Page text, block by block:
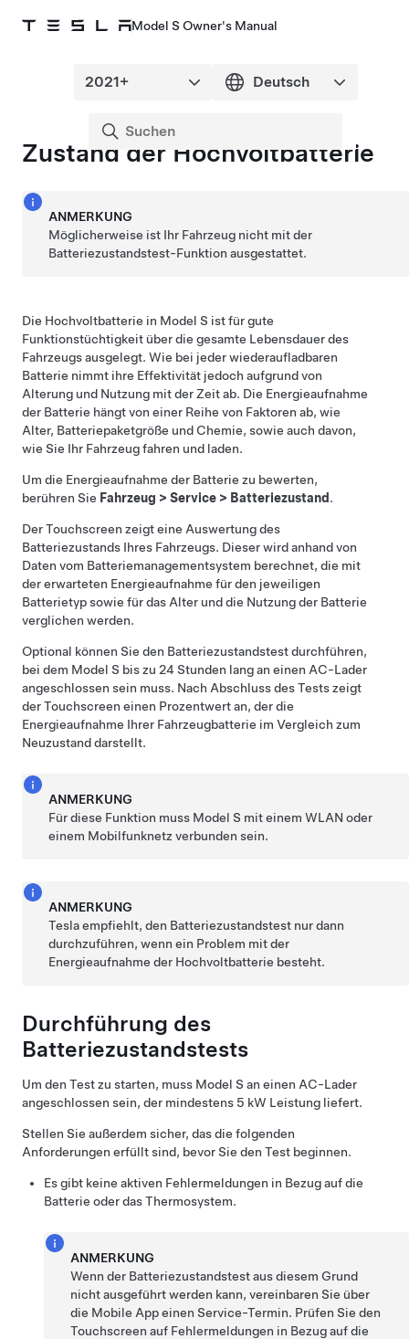
Model S Owner's Manual
Zustand der Hochvoltbatterie
ANMERKUNG
Möglicherweise ist Ihr Fahrzeug nicht mit der
Batteriezustandstest-Funktion ausgestattet.
Die Hochvoltbatterie in Model S ist für gute
Funktionstüchtigkeit über die gesamte Lebensdauer des
Fahrzeugs ausgelegt. Wie bei jeder wiederaufladbaren
Batterie nimmt ihre Effektivität jedoch aufgrund von
Alterung und Nutzung mit der Zeit ab. Die Energieaufnahme
der Batterie hängt von einer Reihe von Faktoren ab, wie
Alter, Batteriepaketgröße und Chemie, sowie auch davon,
wie Sie Ihr Fahrzeug fahren und laden.
Um die Energieaufnahme der Batterie zu bewerten,
berühren Sie Fahrzeug > Service > Batteriezustand .
Der Touchscreen zeigt eine Auswertung des
Batteriezustands Ihres Fahrzeugs. Dieser wird anhand von
Daten vom Batteriemanagementsystem berechnet, die mit
der erwarteten Energieaufnahme für den jeweiligen
Batterietyp sowie für das Alter und die Nutzung der Batterie
verglichen werden.
Optional können Sie den Batteriezustandstest durchführen,
bei dem Model S bis zu 24 Stunden lang an einen AC-Lader
angeschlossen sein muss. Nach Abschluss des Tests zeigt
der Touchscreen einen Prozentwert an, der die
Energieaufnahme Ihrer Fahrzeugbatterie im Vergleich zum
Neuzustand darstellt.
ANMERKUNG
Für diese Funktion muss Model S mit einem WLAN oder
einem Mobilfunknetz verbunden sein.
ANMERKUNG
Tesla empfiehlt, den Batteriezustandstest nur dann
durchzuführen, wenn ein Problem mit der
Energieaufnahme der Hochvoltbatterie besteht.
Durchführung des
Batteriezustandstests
Um den Test zu starten, muss Model S an einen AC-Lader
angeschlossen sein, der mindestens 5 kW Leistung liefert.
Stellen Sie außerdem sicher, das die folgenden
Anforderungen erfüllt sind, bevor Sie den Test beginnen.
Es gibt keine aktiven Fehlermeldungen in Bezug auf die
Batterie oder das Thermosystem.
ANMERKUNG
Wenn der Batteriezustandstest aus diesem Grund
nicht ausgeführt werden kann, vereinbaren Sie über
die Mobile App einen Service-Termin. Prüfen Sie den
Touchscreen auf Fehlermeldungen in Bezug auf die